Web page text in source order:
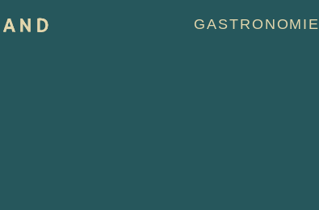
GASTRONOMIE